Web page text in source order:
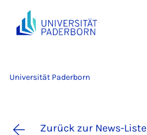
Universität Paderborn
Zurück zur News-Liste